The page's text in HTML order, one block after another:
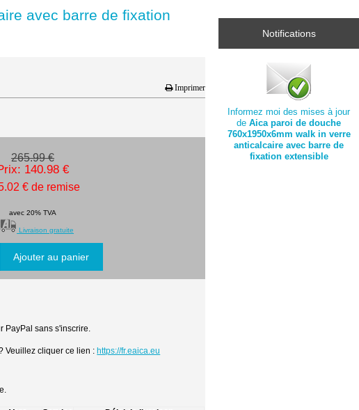
avec barre de fixation
Imprimer
265.99 €
140.98 €
€ de remise
avec 20% TVA
Livraison gratuite
PayPal sans s'inscrire.
Veuillez cliquer ce lien : https://fr.eaica.eu
Notifications
Informez moi des mises à jour
deAica paroi de douche
760x1950x6mm walk in verre
anticalcaire avec barre de
fixation extensible